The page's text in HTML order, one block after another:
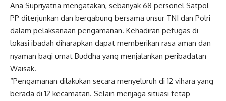
Ana Supriyatna mengatakan, sebanyak 68 personel Satpol
PP diterjunkan dan bergabung bersama unsur TNI dan Polri
dalam pelaksanaan pengamanan. Kehadiran petugas di
lokasi ibadah diharapkan dapat memberikan rasa aman dan
nyaman bagi umat Buddha yang menjalankan peribadatan
Waisak.
“Pengamanan dilakukan secara menyeluruh di 12 vihara yang
berada di 12 kecamatan. Selain menjaga situasi tetap